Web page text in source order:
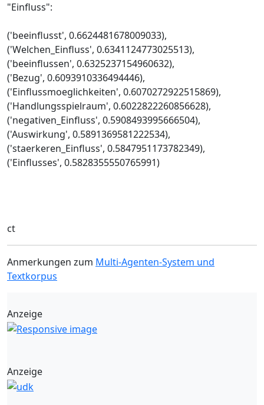
"Einfluss":
('beeinflusst', 0.6624481678009033),
('Welchen_Einfluss', 0.6341124773025513),
('beeinflussen', 0.6325237154960632),
('Bezug', 0.6093910336494446),
('Einflussmoeglichkeiten', 0.6070272922515869),
('Handlungsspielraum', 0.6022822260856628),
('negativen_Einfluss', 0.5908493995666504),
('Auswirkung', 0.5891369581222534),
('staerkeren_Einfluss', 0.5847951173782349),
('Einflusses', 0.5828355550765991)
ct
Anmerkungen zum Multi-Agenten-System und
Textkorpus
Anzeige
Anzeige